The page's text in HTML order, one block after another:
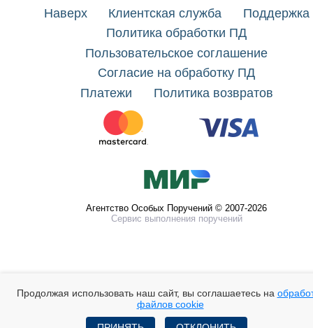
Продолжая использовать наш сайт, вы соглашаетесь на
файлов cookie
Наверх Клиентская служба
Поддержка
Политика обработки ПД
Пользовательское соглашение
Согласие на обработку ПД
Платежи
Политика возвратов
Агентство Особых Поручений © 2007-2026
Сервис выполнения поручений